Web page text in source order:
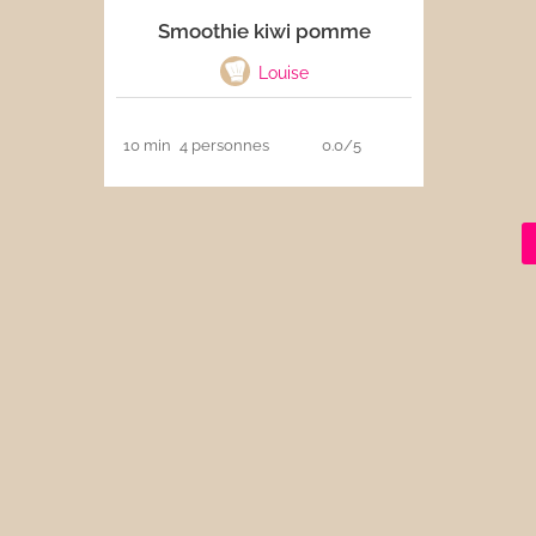
Boissons
Smoothie kiwi pomme
Louise
10 min 4 personnes 0.0/5